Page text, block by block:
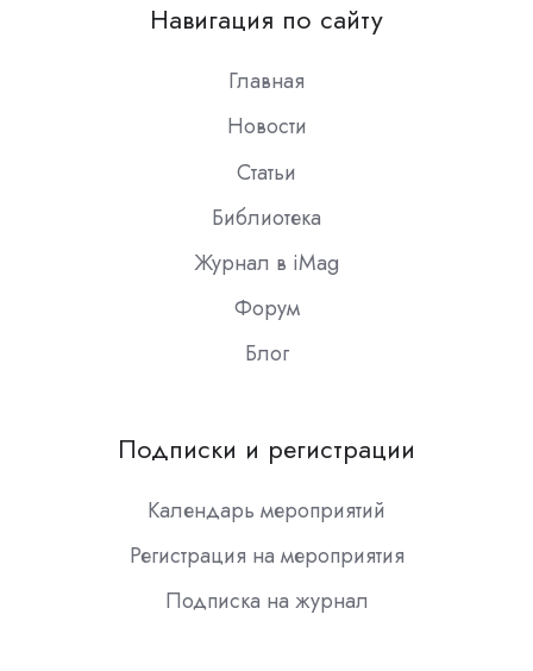
Slack
Навигация по сайту
Главная
Новости
Статьи
Библиотека
Журнал в iMag
Форум
Блог
Подписки и регистрации
Календарь мероприятий
Регистрация на мероприятия
Подписка на журнал